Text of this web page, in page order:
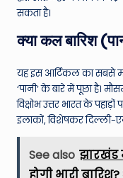
सकता है।
क्या कल बारिश
यह इस आर्टिकल का सबसे
‘पानी’ के बारे में पूछा है।
विक्षोभ उत्तर भारत के
इलाकों, विशेषकर दिल्ली-
See also झारखंड